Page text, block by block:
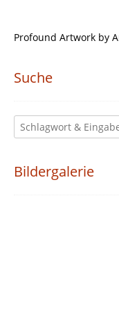
Profound Artwork by
Suche
Bildergalerie